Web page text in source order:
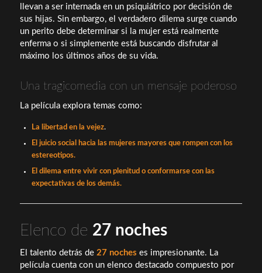
llevan a ser internada en un psiquiátrico por decisión de
sus hijas. Sin embargo, el verdadero dilema surge cuando
un perito debe determinar si la mujer está realmente
enferma o si simplemente está buscando disfrutar al
máximo los últimos años de su vida.
Una tragicomedia con un mensaje poderoso
La película explora temas como:
La libertad en la vejez.
El juicio social hacia las mujeres mayores que rompen con los
estereotipos.
El dilema entre vivir con plenitud o conformarse con las
expectativas de los demás.
Elenco de 27 noches
El talento detrás de 27 noches es impresionante. La
película cuenta con un elenco destacado compuesto por